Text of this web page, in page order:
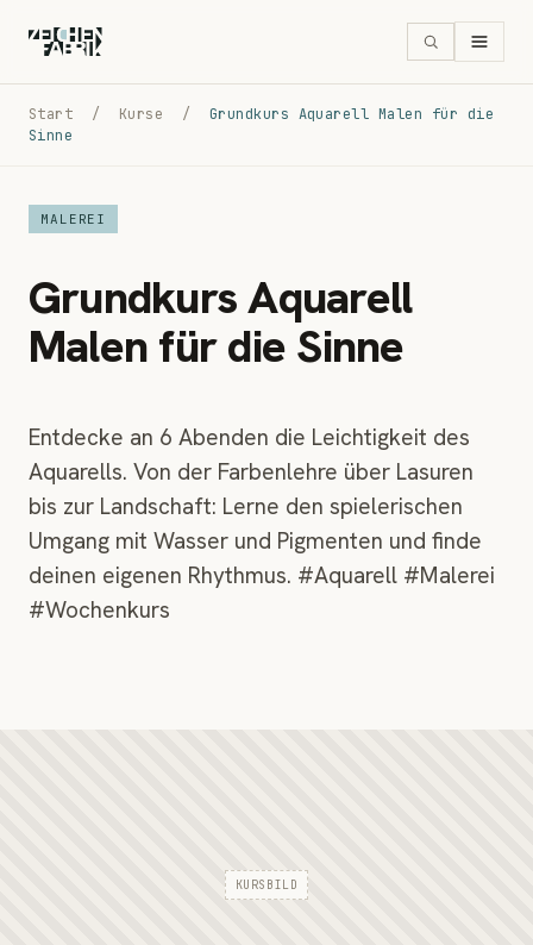
Start / Kurse /
Grundkurs Aquarell Malen für die
Sinne
MALEREI
Grundkurs Aquarell
Malen für die Sinne
Entdecke an 6 Abenden die Leichtigkeit des
Aquarells. Von der Farbenlehre über Lasuren
bis zur Landschaft: Lerne den spielerischen
Umgang mit Wasser und Pigmenten und finde
deinen eigenen Rhythmus. #Aquarell #Malerei
#Wochenkurs
KURSBILD